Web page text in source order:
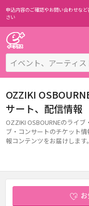
申込内容のご確認やお問い合わせなど
さい
OZZIKI
サート、配信情報
OZZIKI OSBOURNEのライ
ブ・コンサートのチケット
報コンテンツをお届けします。